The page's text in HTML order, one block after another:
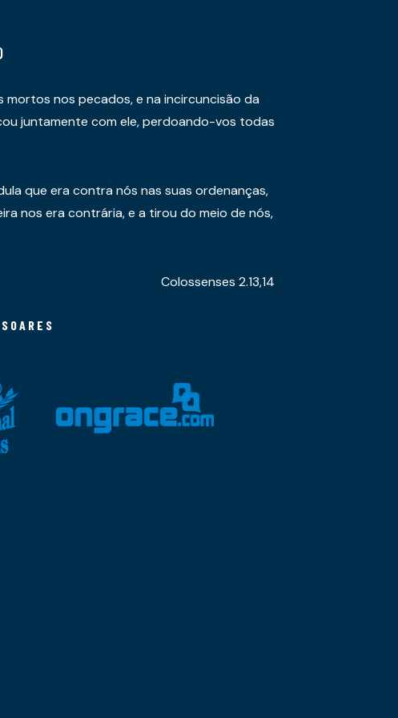
mortos nos pecados, e na incircuncisão da
juntamente com ele, perdoando-vos todas
que era contra nós nas suas ordenanças,
nos era contrária, e a tirou do meio de nós,
Colossenses 2.13,14